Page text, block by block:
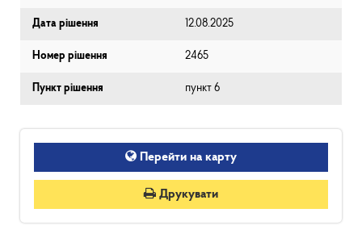
Дата рішення 12.08.2025
Номер рішення 2465
Пункт рішення пункт 6
Перейти на карту
Друкувати